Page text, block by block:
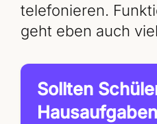
telefonieren.
geht eben auch
Sollten